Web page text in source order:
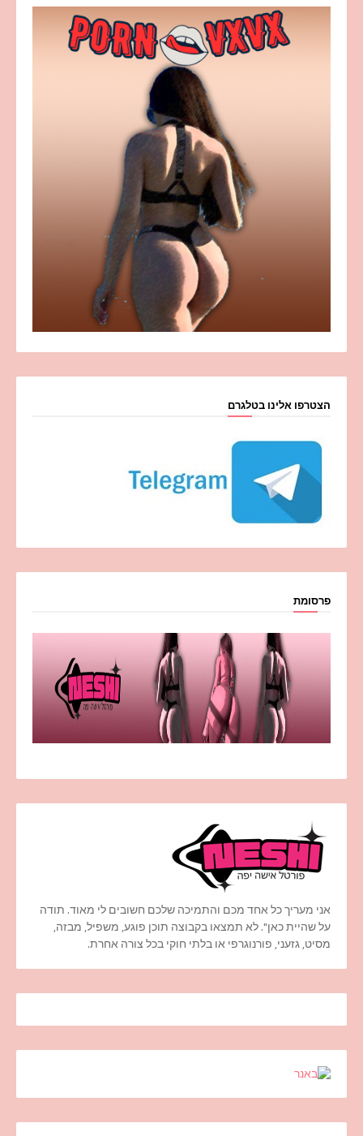
הצטרפו אלינו בטלגרם
פרסומת
אני מעריך כל אחד מכם והתמיכה שלכם חשובים לי מאוד. תודה
על שהיית כאן". לא תמצאו בקבוצה תוכן פוגע, משפיל, מבזה,
מסיט, גזעני, פורנוגרפי או בלתי חוקי בכל צורה אחרת.